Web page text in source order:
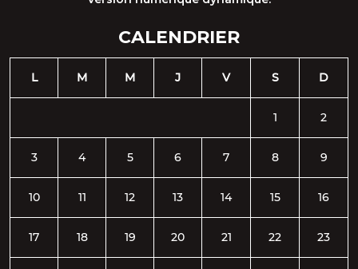
CALENDRIER
L M M J V S D
1 2
3 4 5 6 7 8 9
10 11 12 13 14 15 16
17 18 19 20 21 22 23